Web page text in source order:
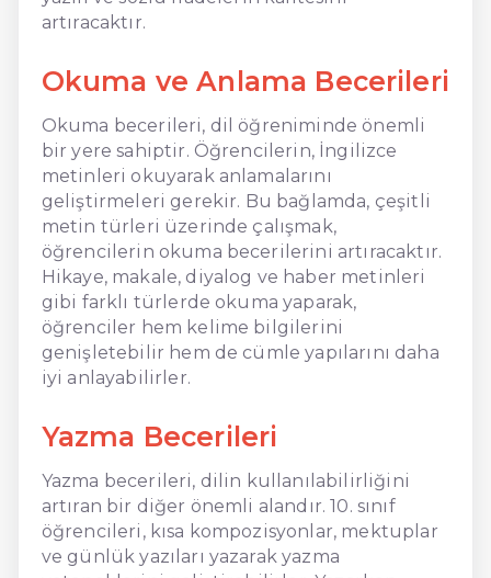
artıracaktır.
Okuma ve Anlama Becerileri
Okuma becerileri, dil öğreniminde önemli
bir yere sahiptir. Öğrencilerin, İngilizce
metinleri okuyarak anlamalarını
geliştirmeleri gerekir. Bu bağlamda, çeşitli
metin türleri üzerinde çalışmak,
öğrencilerin okuma becerilerini artıracaktır.
Hikaye, makale, diyalog ve haber metinleri
gibi farklı türlerde okuma yaparak,
öğrenciler hem kelime bilgilerini
genişletebilir hem de cümle yapılarını daha
iyi anlayabilirler.
Yazma Becerileri
Yazma becerileri, dilin kullanılabilirliğini
artıran bir diğer önemli alandır. 10. sınıf
öğrencileri, kısa kompozisyonlar, mektuplar
ve günlük yazıları yazarak yazma